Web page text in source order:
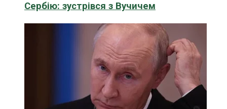
Сербію: зустрівся з Вучичем